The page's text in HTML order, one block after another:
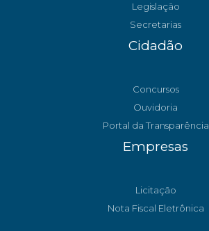
Legislação
Secretarias
Cidadão
Concursos
Ouvidoria
Portal da Transparência
Empresas
Licitação
Nota Fiscal Eletrônica